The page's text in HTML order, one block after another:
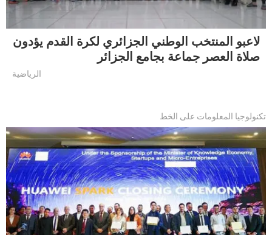
لاعبو المنتخب الوطني الجزائري لكرة القدم يؤدون
صلاة العصر جماعة بجامع الجزائر
الرياضية
تكنولوجيا المعلومات على الخط